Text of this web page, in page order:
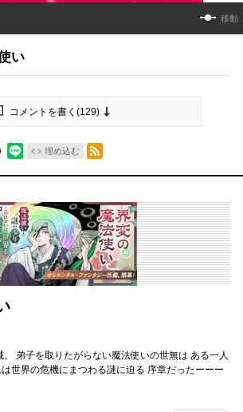
移動
い
コメントを書く(129)
埋め込む
RSSフィード
弟子を取りたがらない魔法使いの世無は ある一人
世界の危機にまつわる謎に迫る 序章だったーーー